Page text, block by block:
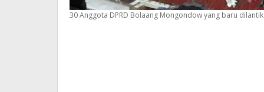
30 Anggota DPRD Bolaang Mongondow yang baru